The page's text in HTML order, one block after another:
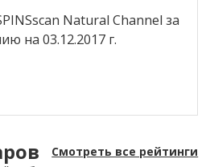
Natural Channel за
на 03.12.2017 г.
Смотреть все рейтинги